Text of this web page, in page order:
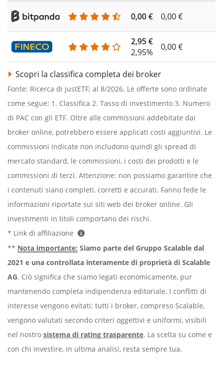
0,00 € 0,00 €
2,95 €
2,95%
0,00 €
Scopri la classifica completa dei broker
Fonte: Ricerca di justETF; al 8/2026. Le offerte sono ordinate
come segue: 1. Classifica 2. Tasso di investimento 3. Numero
di PAC con gli ETF. Oltre alle commissioni addebitate dai
broker online, potrebbero essere applicati costi aggiuntivi. Le
commissioni indicate non includono quindi gli spread di
mercato standard, le commissioni, i costi dei prodotti e le
commissioni di terzi. Attenzione: non possiamo garantire che
i contenuti siano completi, corretti e accurati. Fanno fede le
informazioni riportate sui siti web dei broker online. Gli
investimenti in titoli comportano dei rischi.
* Link di affiliazione
** Nota importante: Siamo parte del Gruppo Scalable dal
2021 e una controllata interamente di proprietà di Scalable
AG. Ciò significa che siamo legati economicamente, pur
mantenendo completa indipendenza editoriale. I conflitti di
interesse vengono evitati: tutti i broker, compreso Scalable,
vengono valutati secondo criteri oggettivi e uniformi, visibili
nel nostro sistema di rating trasparente. La scelta su come e
con chi investire, in ultima analisi, resta sempre tua.